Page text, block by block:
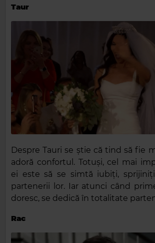
Taur
Despre Tauri se știe că tind să fie
adoră confortul. Totuși, cel mai
ei este să se simtă iubiți,
partenerii lor. Iar atunci când
doresc, se dedică în totalitate
Rac